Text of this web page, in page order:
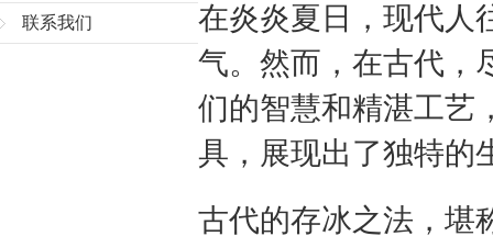
联系我们
在炎炎夏日，现代人
气。然而，在古代，
们的智慧和精湛工艺
具，展现出了独特的
古代的存冰之法，堪